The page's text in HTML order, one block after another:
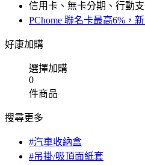
信用卡、無卡分期、行動
PChome 聯名卡最高6%，
好康加購
選擇加購
0
件商品
搜尋更多
#汽車收納盒
#吊掛/吸頂面紙套